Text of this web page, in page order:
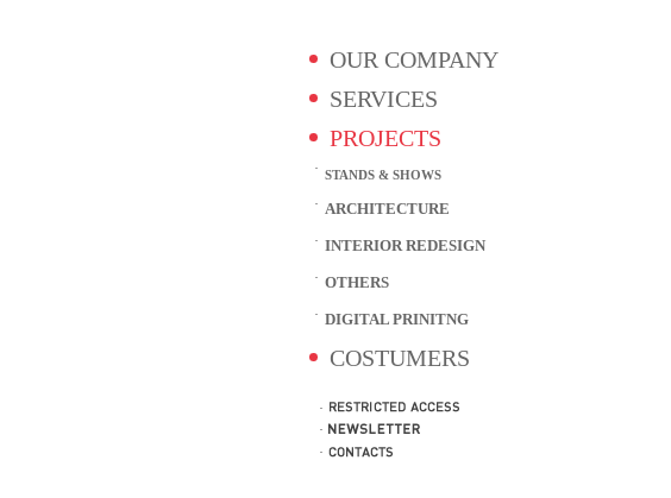
OUR COMPANY
SERVICES
PROJECTS
STANDS & SHOWS
ARCHITECTURE
INTERIOR REDESIGN
OTHERS
DIGITAL PRINITNG
COSTUMERS